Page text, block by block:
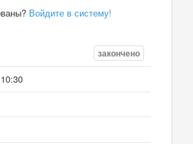
Войдите в систему!
закончено